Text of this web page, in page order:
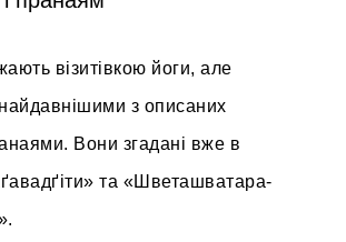
візитівкою йоги, але
з описаних
Вони згадані вже в
та «Шветашватара-